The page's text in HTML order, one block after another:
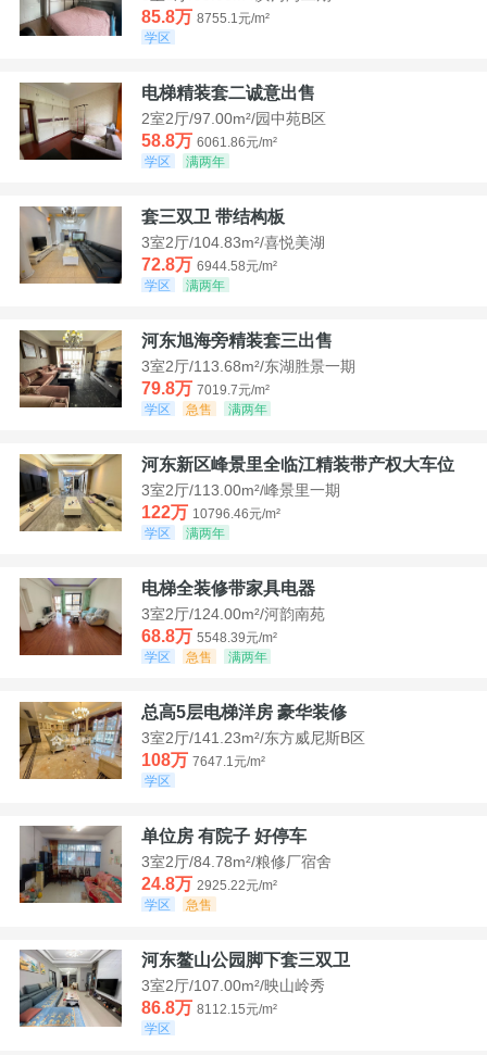
85.8万 8755.1元/m²
学区
电梯精装套二诚意出售
2室2厅/97.00m²/园中苑B区
58.8万 6061.86元/m²
学区
满两年
套三双卫 带结构板
3室2厅/104.83m²/喜悦美湖
72.8万 6944.58元/m²
学区
满两年
河东旭海旁精装套三出售
3室2厅/113.68m²/东湖胜景一期
79.8万 7019.7元/m²
学区
急售 满两年
河东新区峰景里全临江精装带产权大车位
3室2厅/113.00m²/峰景里一期
122万 10796.46元/m²
学区
满两年
电梯全装修带家具电器
3室2厅/124.00m²/河韵南苑
68.8万 5548.39元/m²
学区
急售 满两年
总高5层电梯洋房 豪华装修
3室2厅/141.23m²/东方威尼斯B区
108万 7647.1元/m²
学区
单位房 有院子 好停车
3室2厅/84.78m²/粮修厂宿舍
24.8万 2925.22元/m²
学区
急售
河东鳌山公园脚下套三双卫
3室2厅/107.00m²/映山岭秀
86.8万 8112.15元/m²
学区